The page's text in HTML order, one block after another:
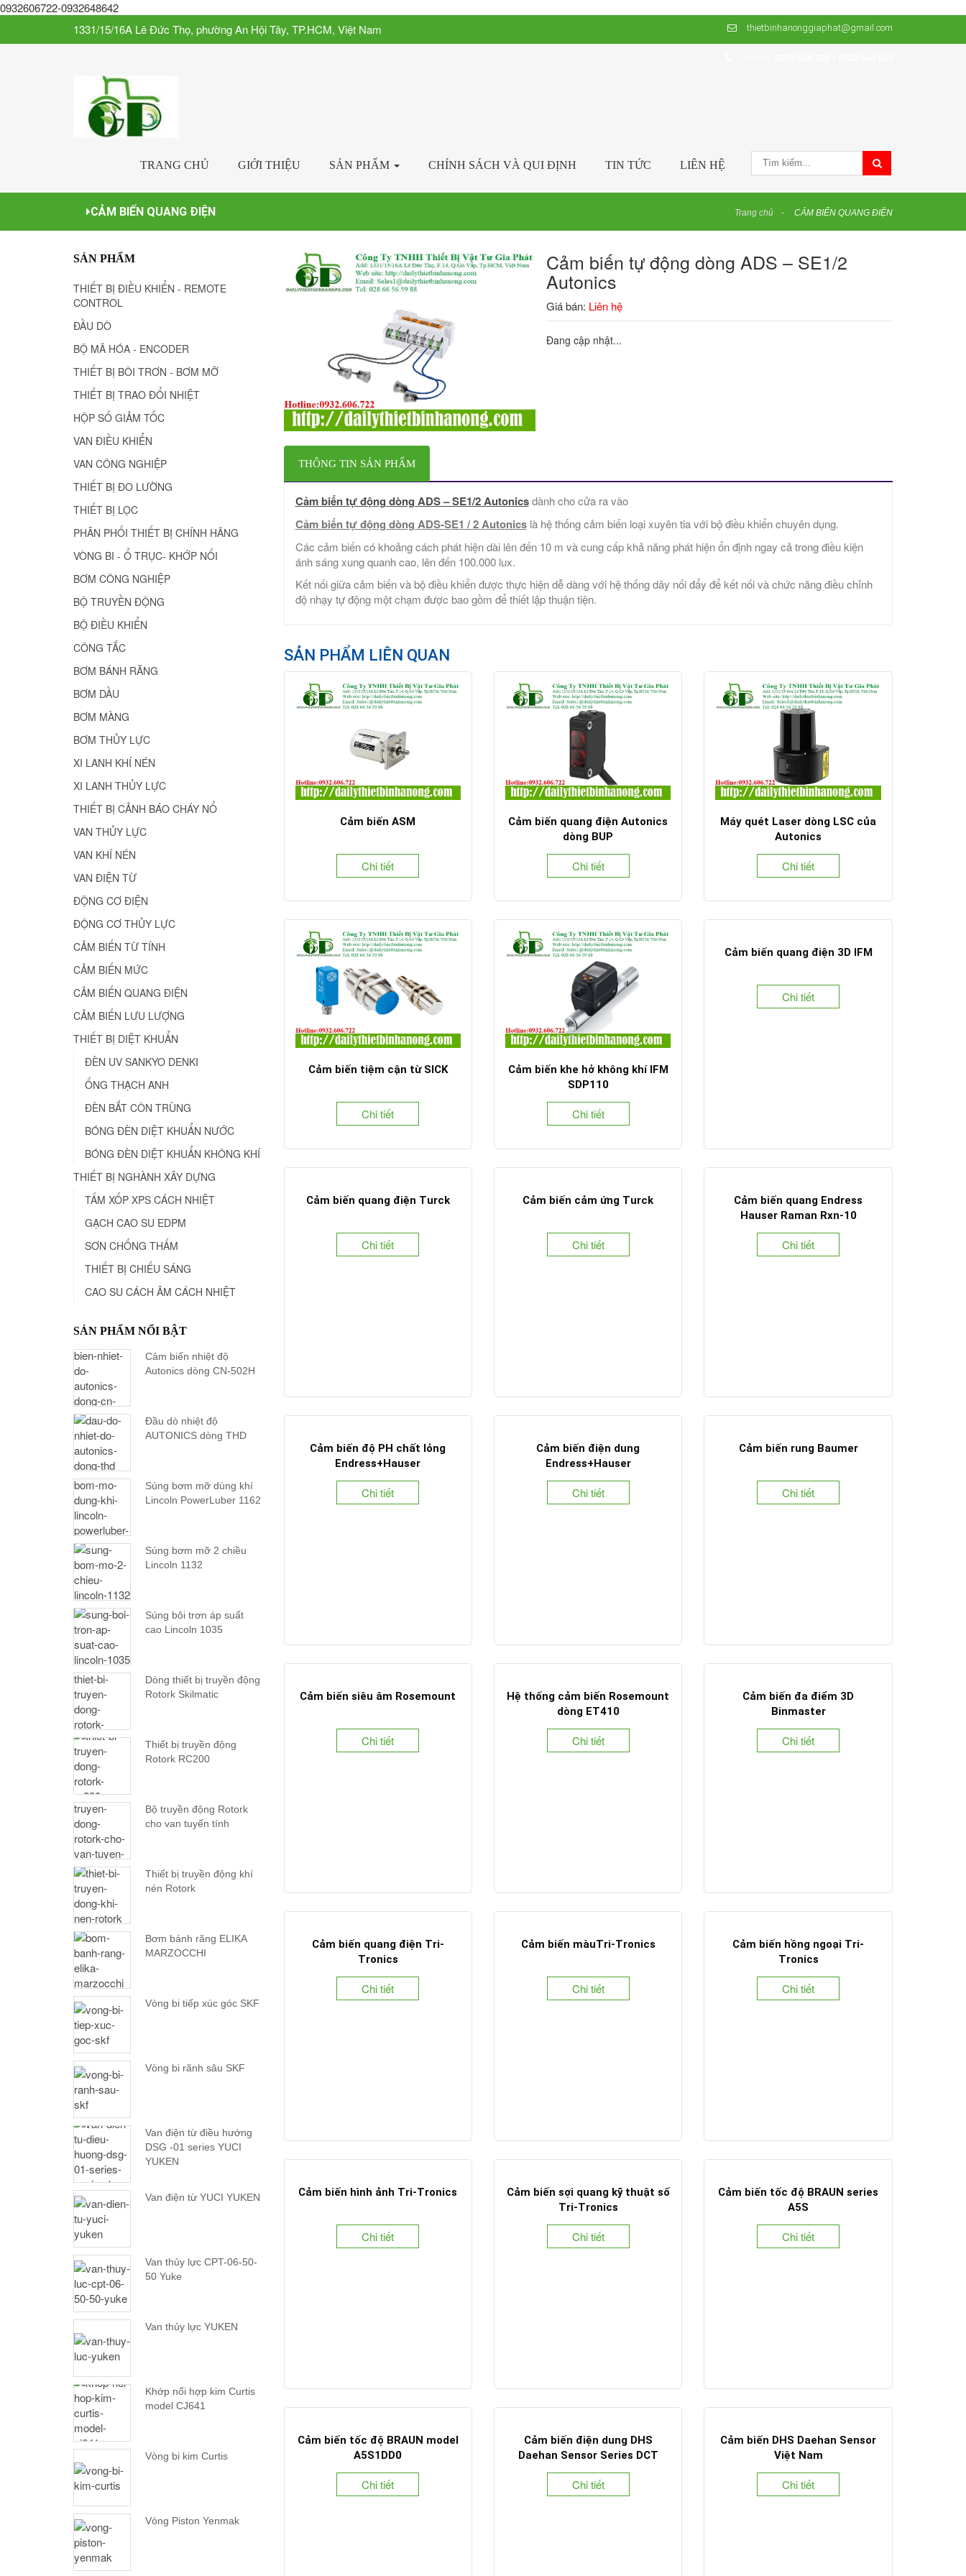
0932606722-0932648642
1331/15/16A Lê Đức Thọ, phường An Hội Tây, TP.HCM, Việt Nam
thietbinhanonggiaphat@gmail.com
TRANG CHỦ GIỚI THIỆU SẢN PHẨM CHÍNH SÁCH VÀ QUI ĐỊNH TIN TỨC LIÊN HỆ
CẢM BIẾN QUANG ĐIỆN Trang chủ CẢM BIẾN QUANG ĐIỆN
Cảm biến tự động dòng ADS – SE1/2
Autonics
Giá bán: Liên hệ
Đang cập nhật...
THÔNG TIN SẢN PHẨM
Cảm biến tự động dòng ADS – SE1/2 Autonicsdành cho cửa ra vào
Cảm biến tự động dòng ADS-SE1 / 2Autonicslà hệ thống cảm biến loại xuyên tia với bộ điều khiển chuyên dụng.
Các cảm biến có khoảng cách phát hiện dài lên đến 10 m và cung cấp khả năng phát hiện ổn định ngay cả trong điều kiện
ánh sáng xung quanh cao, lên đến 100.000 lux.
Kết nối giữa cảm biến và bộ điều khiển được thực hiện dễ dàng với hệ thống dây nối đẩy để kết nối và chức năng điều chỉnh
độ nhạy tự động một chạm được bao gồm để thiết lập thuận tiện.
SẢN PHẨM LIÊN QUAN
Cảm biến ASM
Chi tiết
Cảm biến quang điện Autonics
dòng BUP
Chi tiết
Máy quét Laser dòng LSC của
Autonics
Chi tiết
Cảm biến tiệm cận từ SICK
Chi tiết
Cảm biến khe hở không khí IFM
SDP110
Chi tiết
Cảm biến quang điện 3D IFM
Chi tiết
Cảm biến quang điện Turck
Chi tiết
Cảm biến cảm ứng Turck
Chi tiết
Cảm biến quang Endress
Hauser Raman Rxn-10
Chi tiết
Cảm biến độ PH chất lỏng
Endress+Hauser
Chi tiết
Cảm biến điện dung
Endress+Hauser
Chi tiết
Cảm biến rung Baumer
Chi tiết
Cảm biến siêu âm Rosemount
Chi tiết
Hệ thống cảm biến Rosemount
dòng ET410
Chi tiết
Cảm biến đa điểm 3D
Binmaster
Chi tiết
Cảm biến quang điện Tri-
Tronics
Chi tiết
Cảm biến màuTri-Tronics
Chi tiết
Cảm biến hồng ngoại Tri-
Tronics
Chi tiết
Cảm biến hình ảnh Tri-Tronics
Chi tiết
Cảm biến sợi quang kỹ thuật số
Tri-Tronics
Chi tiết
Cảm biến tốc độ BRAUN series
A5S
Chi tiết
Cảm biến tốc độ BRAUN model
A5S1DD0
Chi tiết
Cảm biến điện dung DHS
Daehan Sensor Series DCT
Chi tiết
Cảm biến DHS Daehan Sensor
Việt Nam
Chi tiết
SẢN PHẨM
THIẾT BỊ ĐIỀU KHIỂN - REMOTE
CONTROL
ĐẦU DÒ
BỘ MÃ HÓA - ENCODER
THIẾT BỊ BÔI TRƠN - BƠM MỠ
THIẾT BỊ TRAO ĐỔI NHIỆT
HỘP SỐ GIẢM TỐC
VAN ĐIỀU KHIỂN
VAN CÔNG NGHIỆP
THIẾT BỊ ĐO LƯỜNG
THIẾT BỊ LỌC
PHÂN PHỐI THIẾT BỊ CHÍNH HÃNG
VÒNG BI - Ổ TRỤC- KHỚP NỐI
BƠM CÔNG NGHIỆP
BỘ TRUYỀN ĐỘNG
BỘ ĐIỀU KHIỂN
CÔNG TẮC
BƠM BÁNH RĂNG
BƠM DẦU
BƠM MÀNG
BƠM THỦY LỰC
XI LANH KHÍ NÉN
XI LANH THỦY LỰC
THIẾT BỊ CẢNH BÁO CHÁY NỔ
VAN THỦY LỰC
VAN KHÍ NÉN
VAN ĐIỆN TỪ
ĐỘNG CƠ ĐIỆN
ĐỘNG CƠ THỦY LỰC
CẢM BIẾN TỪ TÍNH
CẢM BIẾN MỨC
CẢM BIẾN QUANG ĐIỆN
CẢM BIẾN LƯU LƯỢNG
THIẾT BỊ DIỆT KHUẨN
ĐÈN UV SANKYO DENKI
ỐNG THẠCH ANH
ĐÈN BẮT CÔN TRÙNG
BÓNG ĐÈN DIỆT KHUẨN NƯỚC
BÓNG ĐÈN DIỆT KHUẨN KHÔNG KHÍ
THIẾT BỊ NGHÀNH XÂY DỰNG
TẤM XỐP XPS CÁCH NHIỆT
GẠCH CAO SU EDPM
SƠN CHỐNG THẤM
THIẾT BỊ CHIẾU SÁNG
CAO SU CÁCH ÂM CÁCH NHIỆT
SẢN PHẨM NỔI BẬT
Cảm biến nhiệt độ
Autonics dòng CN-502H
Đầu dò nhiệt độ
AUTONICS dòng THD
Súng bơm mỡ dùng khí
Lincoln PowerLuber 1162
Súng bơm mỡ 2 chiều
Lincoln 1132
Súng bôi trơn áp suất
cao Lincoln 1035
Dòng thiết bị truyền động
Rotork Skilmatic
Thiết bị truyền động
Rotork RC200
Bộ truyền động Rotork
cho van tuyến tính
Thiết bị truyền động khí
nén Rotork
Bơm bánh răng ELIKA
MARZOCCHI
Vòng bi tiếp xúc góc SKF
Vòng bi rãnh sâu SKF
Van điện từ điều hướng
DSG -01 series YUCI
YUKEN
Van điện từ YUCI YUKEN
Van thủy lực CPT-06-50-
50 Yuke
Van thủy lực YUKEN
Khớp nối hợp kim Curtis
model CJ641
Vòng bi kim Curtis
Vòng Piston Yenmak